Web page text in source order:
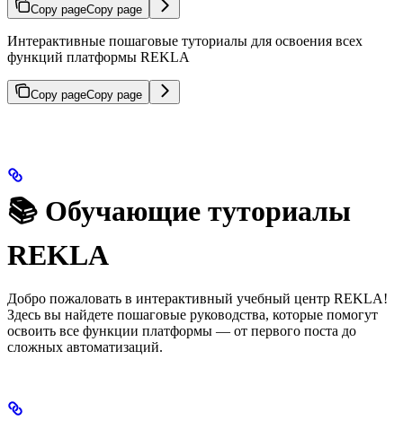
Copy pageCopy page
Интерактивные пошаговые туториалы для освоения всех
функций платформы REKLA
Copy pageCopy page
📚 Обучающие туториалы
REKLA
Добро пожаловать в интерактивный учебный центр REKLA!
Здесь вы найдете пошаговые руководства, которые помогут
освоить все функции платформы — от первого поста до
сложных автоматизаций.